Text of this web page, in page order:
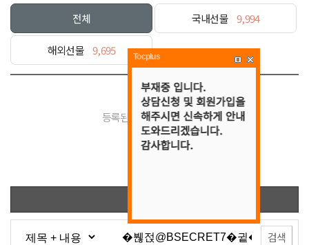
전체 국내선물 9,994
해외선물 9,695
등록된 게시물이 없습니다.
검색
Tocplus